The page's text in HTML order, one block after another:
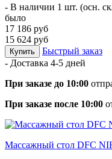
- В наличии 1 шт. (осн.
было
17 186 руб
15 624 руб
Купить
Быстрый заказ
- Доставка 4-5 дней
При заказе до 10:00
При заказе после 10:00
Массажный стол DFC